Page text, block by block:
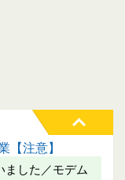
【注意】
ました／モデム